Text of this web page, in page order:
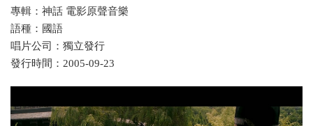
專輯：神話 電影原聲音樂
語種：國語
唱片公司：獨立發行
發行時間：2005-09-23